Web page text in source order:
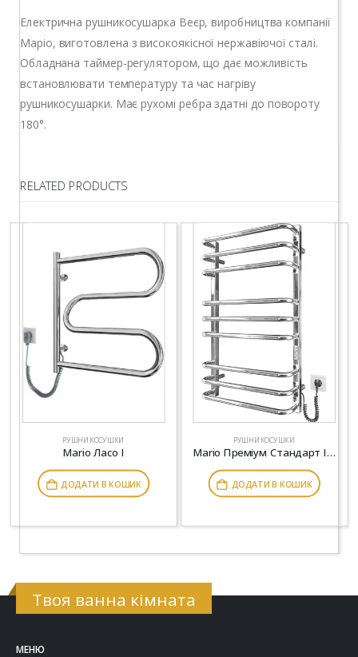
Електрична рушникосушарка Веєр, виробництва компанії
Маріо, виготовлена з високоякісної нержавіючої сталі.
Обладнана таймер-регулятором, що дає можливість
встановлювати температуру та час нагріву
рушникосушарки. Має рухомі ребра здатні до повороту
180°.
RELATED PRODUCTS
РУШНИКОСУШКИ
Mario Ласо I
ДОДАТИ В КОШИК
РУШНИКОСУШКИ
Mario Преміум Стандарт ITR K
ДОДАТИ В КОШИК
Твоя ванна кімната
МЕНЮ